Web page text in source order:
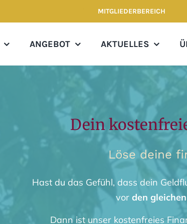
MITGLIEDERBEREICH
ANGEBOT AKTUELLES
Dein
Löse deine
Hast du das Gefühl, dass dein
vor den
Dann ist unser kostenfreies